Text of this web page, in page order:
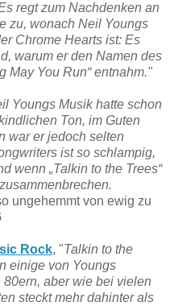
regt zum Nachdenken an
zu, wonach Neil Youngs
Chrome Hearts ist: Es
warum er den Namen des
May You Run“ entnahm."
Youngs Musik hatte schon
Ton, im Guten
war er jedoch selten
ist so schlampig,
wenn „Talkin to the Trees“
ungehemmt von ewig zu
Rock, "Talkin to the
einige von Youngs
aber wie bei vielen
steckt mehr dahinter als